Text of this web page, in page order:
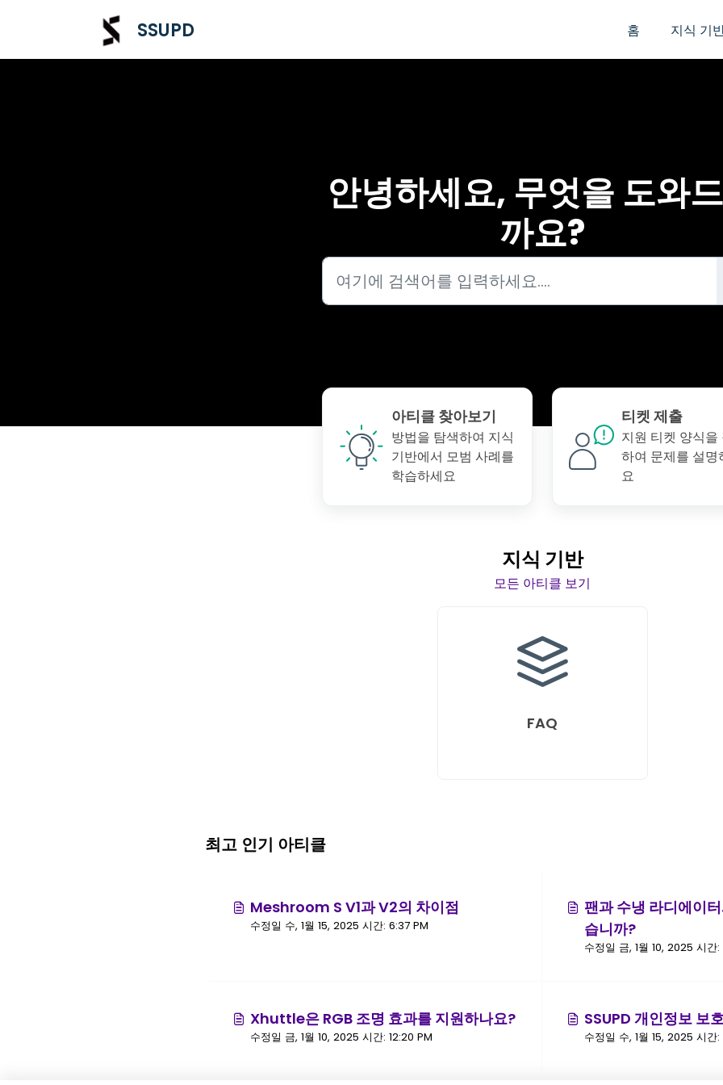
SSUPD 홈 지식 기
안녕하세요, 무엇을 도와
까요?
아티클 찾아보기
방법을 탐색하여 지식
기반에서 모범 사례를
학습하세요
티켓 제출
지원 티켓 양식을
하여 문제를 설명
요
지식 기반
모든 아티클 보기
FAQ
최고 인기 아티클
Meshroom S V1과 V2의 차이점
수정일 수, 1월 15, 2025 시간: 6:37 PM
팬과 수냉 라디에이
습니까?
수정일 금, 1월 10, 2025 시간
Xhuttle은 RGB 조명 효과를 지원하나요?
수정일 금, 1월 10, 2025 시간: 12:20 PM
SSUPD 개인정보 보